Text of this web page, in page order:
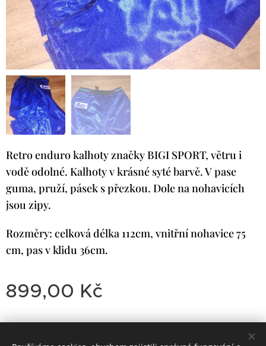
Retro enduro kalhoty značky BIGI SPORT, větru i
vodě odolné. Kalhoty v krásné syté barvě. V pase
guma, pruží, pásek s přezkou. Dole na nohavicích
jsou zipy.
Rozměry: celková délka 112cm, vnitřní nohavice 75
cm, pas v klidu 36cm.
899,00 Kč